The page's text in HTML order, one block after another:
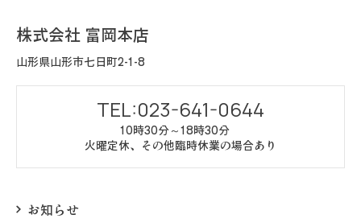
株式会社 富岡本店
山形県山形市七日町2-1-8
TEL:023-641-0644
10時30分～18時30分
火曜定休、その他臨時休業の場合あり
お知らせ